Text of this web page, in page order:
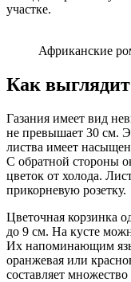
участке.
Африканские
Как выглядит
Газания имеет вид
не превышает 30 см.
листва имеет
С обратной стороны
цветок от холода.
прикорневую розетку.
Цветочная корзинка
до 9 см. На кусте
Их напоминающим
оранжевая или
составляет